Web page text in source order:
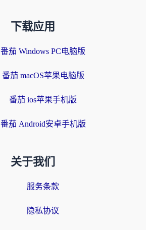
下载应用
番茄 Windows PC电脑版
番茄 macOS苹果电脑版
番茄 ios苹果手机版
番茄 Android安卓手机版
关于我们
服务条款
隐私协议